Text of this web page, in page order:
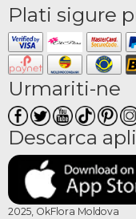
Plati sigure
Urmariti-ne
Descarca
2025, OkFlora Moldova